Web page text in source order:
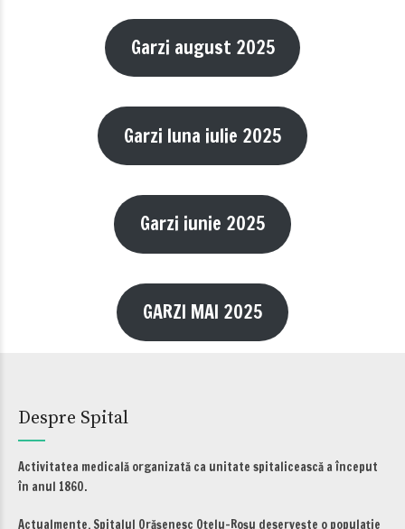
Garzi august 2025
Garzi luna iulie 2025
Garzi iunie 2025
GARZI MAI 2025
Despre Spital
Activitatea medicală organizată ca unitate spitalicească a început
în anul 1860.
Actualmente, Spitalul Orăşenesc Oţelu-Roşu deserveşte o populaţie